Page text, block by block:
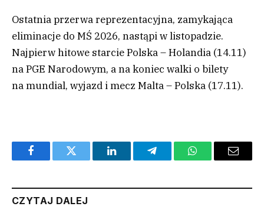
Ostatnia przerwa reprezentacyjna, zamykająca
eliminacje do MŚ 2026, nastąpi w listopadzie.
Najpierw hitowe starcie Polska – Holandia (14.11)
na PGE Narodowym, a na koniec walki o bilety
na mundial, wyjazd i mecz Malta – Polska (17.11).
FacebookTwitter LinkedInTelegramWhatsAppEmail
CZYTAJ DALEJ